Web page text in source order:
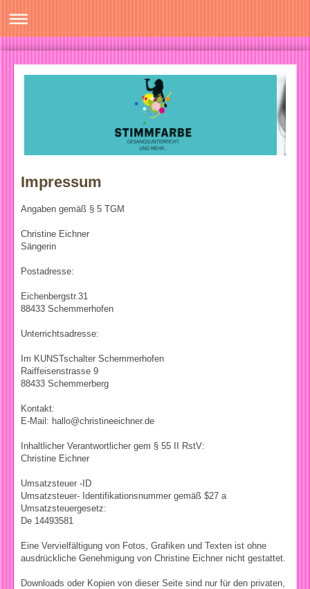
Impressum
Angaben gemäß § 5 TGM
Christine Eichner
Sängerin
Postadresse:
Eichenbergstr.31
88433 Schemmerhofen
Unterrichtsadresse:
Im KUNSTschalter Schemmerhofen
Raiffeisenstrasse 9
88433 Schemmerberg
Kontakt:
E-Mail: hallo@christineeichner.de
Inhaltlicher Verantwortlicher gem § 55 II RstV:
Christine Eichner
Umsatzsteuer -ID
Umsatzsteuer- Identifikationsnummer gemäß $27 a
Umsatzsteuergesetz:
De 14493581
Eine Vervielfältigung von Fotos, Grafiken und Texten ist ohne
ausdrückliche Genehmigung von Christine Eichner nicht gestattet.
Downloads oder Kopien von dieser Seite sind nur für den privaten,